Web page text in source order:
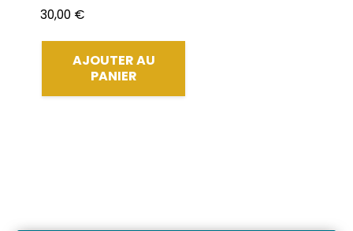
30,00 €
AJOUTER AU
PANIER